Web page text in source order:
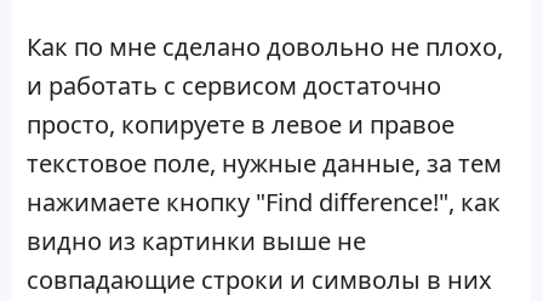
Как по мне сделано довольно не плохо,
и работать с сервисом достаточно
просто, копируете в левое и правое
текстовое поле, нужные данные, за тем
нажимаете кнопку "Find difference!", как
видно из картинки выше не
совпадающие строки и символы в них